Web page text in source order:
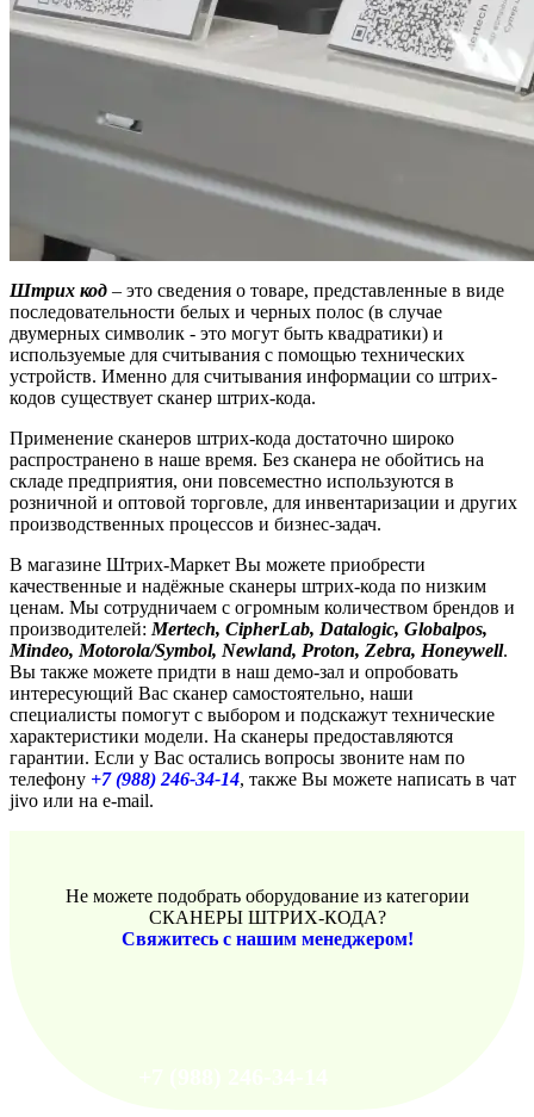
Штрих код – это сведения о товаре, представленные в виде
последовательности белых и черных полос (в случае
двумерных символик - это могут быть квадратики) и
используемые для считывания с помощью технических
устройств. Именно для считывания информации со штрих-
кодов существует сканер штрих-кода.
Применение сканеров штрих-кода достаточно широко
распространено в наше время. Без сканера не обойтись на
складе предприятия, они повсеместно используются в
розничной и оптовой торговле, для инвентаризации и других
производственных процессов и бизнес-задач.
В магазине Штрих-Маркет Вы можете приобрести
качественные и надёжные сканеры штрих-кода по низким
ценам. Мы сотрудничаем с огромным количеством брендов и
производителей: Mertech, CipherLab, Datalogic, Globalpos,
Mindeo, Motorola/Symbol, Newland, Proton, Zebra, Honeywell.
Вы также можете придти в наш демо-зал и опробовать
интересующий Вас сканер самостоятельно, наши
специалисты помогут с выбором и подскажут технические
характеристики модели. На сканеры предоставляются
гарантии. Если у Вас остались вопросы звоните нам по
телефону +7 (988) 246-34-14, также Вы можете написать в чат
jivo или на e-mail.
Не можете подобрать оборудование из категории
СКАНЕРЫ ШТРИХ-КОДА?
Свяжитесь с нашим менеджером!